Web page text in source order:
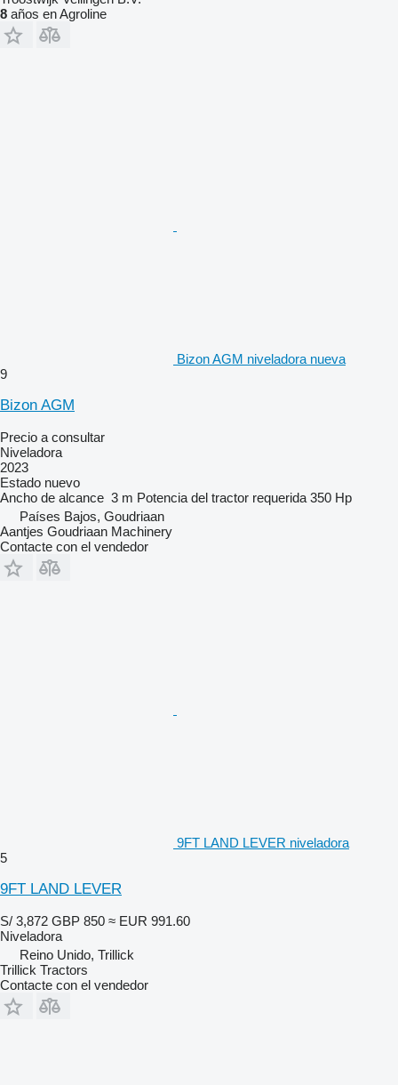
8 años en Agroline
Bizon AGM niveladora nueva
9
Bizon AGM
Precio a consultar
Niveladora
2023
Estado nuevo
Ancho de alcance 3 m Potencia del tractor requerida 350 Hp
Países Bajos, Goudriaan
Aantjes Goudriaan Machinery
Contacte con el vendedor
9FT LAND LEVER niveladora
5
9FT LAND LEVER
S/ 3,872 GBP 850 ≈ EUR 991.60
Niveladora
Reino Unido, Trillick
Trillick Tractors
Contacte con el vendedor